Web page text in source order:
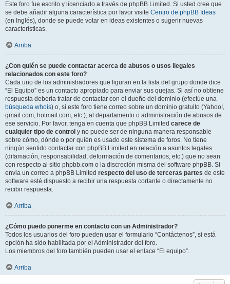
Este foro fue escrito y licenciado a través de phpBB Limited. Si usted cree que
se debe añadir alguna característica por favor visite Centro de phpBB Ideas
(en Inglés), donde se puede votar en ideas existentes o sugerir nuevas
características.
Arriba
¿Con quién se puede contactar acerca de abusos o usos ilegales
relacionados con este foro?
Cada uno de los administradores que figuran en la lista del grupo donde dice
“El Equipo” es un contacto apropiado para enviar sus quejas. Si así no obtiene
respuesta debería tratar de contactar con el dueño del dominio (efectúe una
búsqueda whois) o, si este foro tiene correo sobre un dominio gratuito (Yahoo!,
gmail.com, hotmail.com, etc.), al departamento o administración de abusos de
ese servicio. Por favor, tenga en cuenta que phpBB Limited carece de
cualquier tipo de control y no puede ser de ninguna manera responsable
sobre cómo, dónde o por quién es usado este sistema de foros. No tiene
ningún sentido contactar con phpBB Limited en relación a asuntos legales
(difamación, responsabilidad, deformación de comentarios, etc.) que no sean
con respecto al sitio phpbb.com o la discreción misma del software phpBB. Si
envia un correo a phpBB Limited respecto del uso de terceras partes de este
software esté dispuesto a recibir una respuesta cortante o directamente no
recibir respuesta.
Arriba
¿Cómo puedo ponerme en contacto con un Administrador?
Todos los usuarios del foro pueden usar el formulario “Contáctenos”, si está
opción ha sido habilitada por el Administrador del foro.
Los miembros del foro también pueden usar el enlace “El equipo”.
Arriba